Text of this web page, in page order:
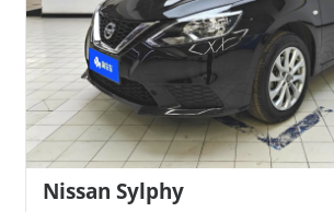
Nissan Sylphy